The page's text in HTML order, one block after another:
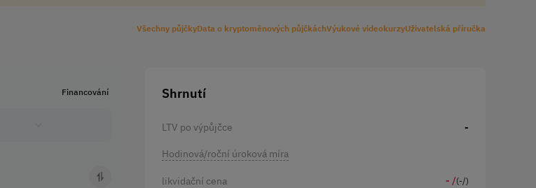
Všechny půjčkyData o kryptoměnových půjčkáchVýukové videokurzyUživatelská příručka
Financování Shrnutí
LTV po výpůjčce -
Hodinová/roční úroková míra
likvidační cena - /(-/)